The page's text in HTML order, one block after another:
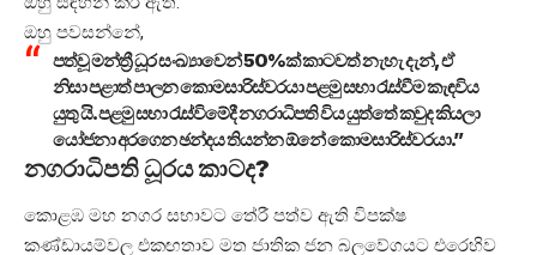
ඔහු පවසන්නේ,
පත්වූ මන්ත්‍රී ධූර සංඛ්‍යාවෙන් 50%ක් කාටවත් නැහැ දැන්, ඒ
නිසා පළාත් පාලන කොමසාරිස්වරයා පළමු සභා රැස්වීම කැඳවිය
යුතු යි. පළමු සභා රැස්විමේදී නගරාධිපති විය යුත්තේ කවුද කියලා
යෝජනා අරගෙන ඡන්දය තියන්න ඕනේ කොමසාරිස්වරයා.”
නගරාධිපති ධූරය කාටද?
කොළඹ මහ නගර සභාවට තේරී පත්ව ඇති විපක්ෂ
කණ්ඩායම්වල එකඟතාව මත ජාතික ජන බලවේගයට එරෙහිව